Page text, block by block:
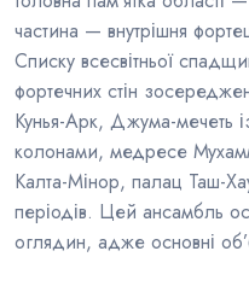
частина — внутрішня
Списку всесвітньої
фортечних стін
Кунья-Арк, Джума-мечеть
колонами, медресе
Калта-Мінор, палац Таш-
періодів. Цей ансамбль
оглядин, адже основні